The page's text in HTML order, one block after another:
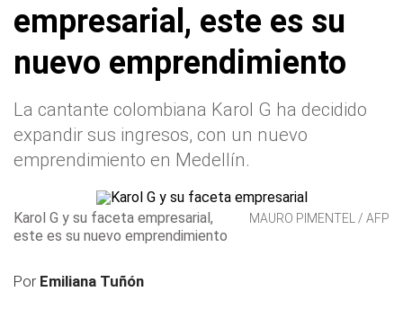
empresarial, este es su
nuevo emprendimiento
La cantante colombiana Karol G ha decidido
expandir sus ingresos, con un nuevo
emprendimiento en Medellín.
Karol G y su faceta empresarial,
este es su nuevo emprendimiento
MAURO PIMENTEL / AFP
Por Emiliana Tuñón